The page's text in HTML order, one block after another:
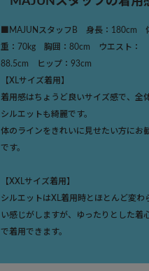
■MAJUNスタッフB 身長：180cm
重：70kg 胸囲：80cm ウエスト：
88.5cm ヒップ：93cm
【XLサイズ着用】
着用感はちょうど良いサイズ感で、全
シルエットも綺麗です。
体のラインをきれいに見せたい方にお
です。
【XXLサイズ着用】
シルエットはXL着用時とほとんど変わ
い感じがしますが、ゆったりとした着
で着用できます。